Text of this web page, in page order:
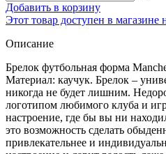
Добавить в корзину
Этот товар доступен в магазине
Описание
Брелок футбольная форма
Материал: каучук. Брелок –
никогда не будет лишним.
логотипом любимого клуба и
настроение, где бы вы ни
это возможность сделать
привлекательнее и